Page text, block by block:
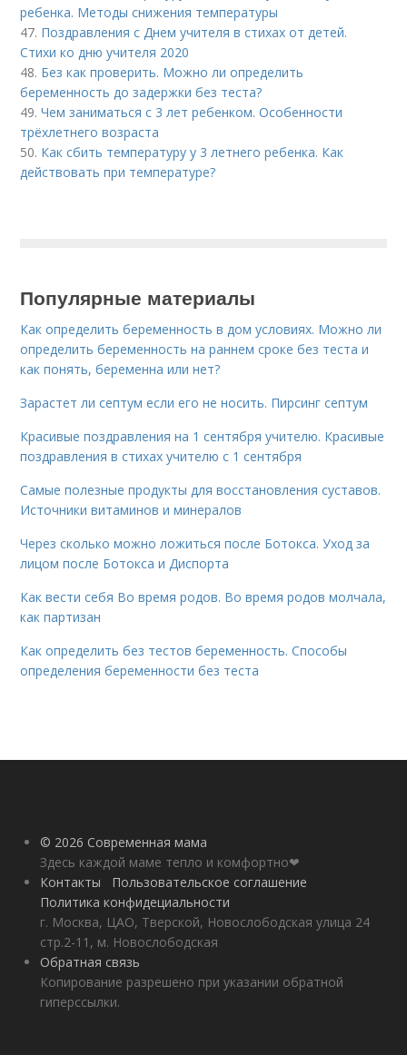
ребенка. Методы снижения температуры
47. Поздравления с Днем учителя в стихах от детей.
Стихи ко дню учителя 2020
48. Без как проверить. Можно ли определить
беременность до задержки без теста?
49.Чем заниматься с 3 лет ребенком. Особенности
трёхлетнего возраста
50. Как сбить температуру у 3 летнего ребенка. Как
действовать при температуре?
Популярные материалы
Как определить беременность в дом условиях. Можно ли
определить беременность на раннем сроке без теста и
как понять, беременна или нет?
Зарастет ли септум если его не носить. Пирсинг септум
Красивые поздравления на 1 сентября учителю. Красивые
поздравления в стихах учителю с 1 сентября
Самые полезные продукты для восстановления суставов.
Источники витаминов и минералов
Через сколько можно ложиться после Ботокса. Уход за
лицом после Ботокса и Диспорта
Как вести себя Во время родов. Во время родов молчала,
как партизан
Как определить без тестов беременность. Способы
определения беременности без теста
© 2026 Современная мама
Здесь каждой маме тепло и комфортно❤
Контакты
Пользовательское соглашение
Политика конфидециальности
г. Москва, ЦАО, Тверской, Новослободская улица 24
стр.2-11, м. Новослободская
Обратная связь
Копирование разрешено при указании обратной
гиперссылки.